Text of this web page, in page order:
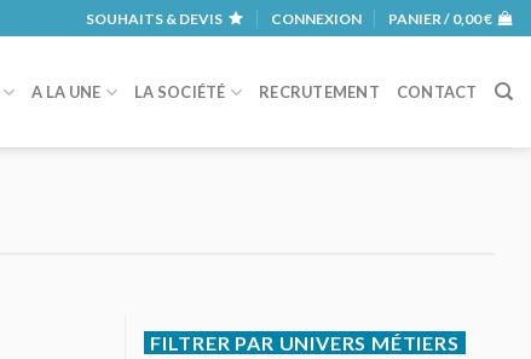
SOUHAITS & DEVIS CONNEXION PANIER / 0,00€
A LA UNE LA SOCIÉTÉ RECRUTEMENT CONTACT
FILTRER PAR UNIVERS MÉTIERS